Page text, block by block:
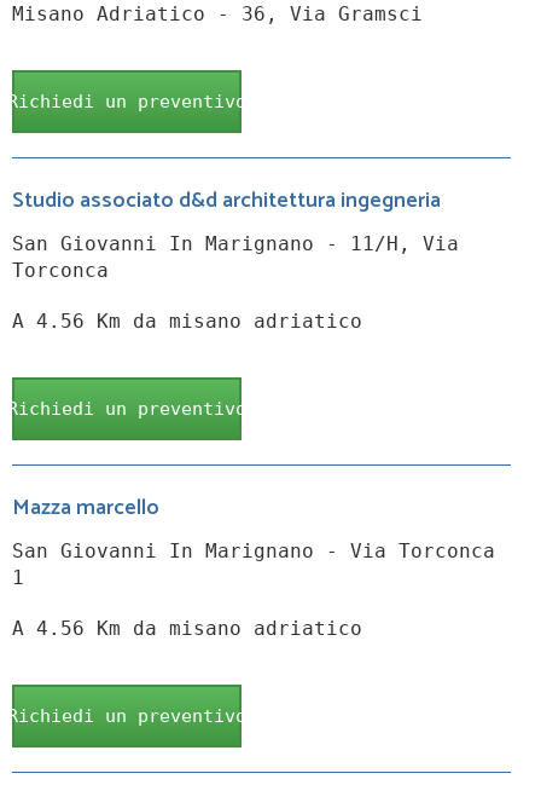
Misano Adriatico - 36, Via Gramsci
Richiedi un preventivo
Studio associato d&d architettura ingegneria
San Giovanni In Marignano - 11/H, Via
Torconca
A 4.56 Km da misano adriatico
Richiedi un preventivo
Mazza marcello
San Giovanni In Marignano - Via Torconca
1
A 4.56 Km da misano adriatico
Richiedi un preventivo